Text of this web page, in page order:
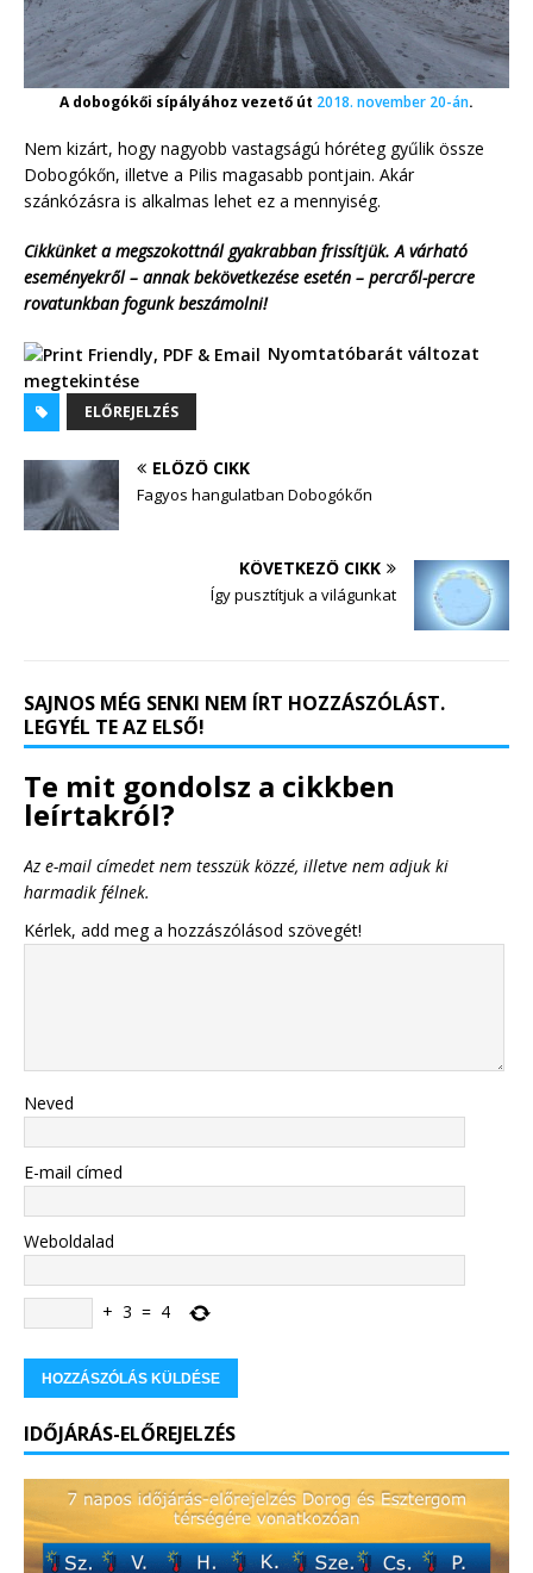
A dobogókői sípályához vezető út 2018. november 20-án.
Nem kizárt, hogy nagyobb vastagságú hóréteg gyűlik össze
Dobogókőn, illetve a Pilis magasabb pontjain. Akár
szánkózásra is alkalmas lehet ez a mennyiség.
Cikkünket a megszokottnál gyakrabban frissítjük. A várható
eseményekről – annak bekövetkezése esetén – percről-percre
rovatunkban fogunk beszámolni!
Nyomtatóbarát változat
megtekintése
ELŐREJELZÉS
ELŐZŐ CIKK
Fagyos hangulatban Dobogókőn
KÖVETKEZŐ CIKK
Így pusztítjuk a világunkat
SAJNOS MÉG SENKI NEM ÍRT HOZZÁSZÓLÁST.
LEGYÉL TE AZ ELSŐ!
Te mit gondolsz a cikkben
leírtakról?
Az e-mail címedet nem tesszük közzé, illetve nem adjuk ki
harmadik félnek.
Kérlek, add meg a hozzászólásod szövegét!
Neved
E-mail címed
Weboldalad
+ 3 = 4
IDŐJÁRÁS-ELŐREJELZÉS